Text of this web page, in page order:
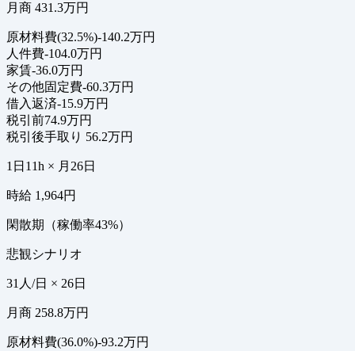
月商 431.3万円
原材料費(32.5%)-140.2万円
人件費-104.0万円
家賃-36.0万円
その他固定費-60.3万円
借入返済-15.9万円
税引前74.9万円
税引後手取り 56.2万円
1日11h × 月26日
時給 1,964円
閑散期（稼働率43%）
悲観シナリオ
31人/日 × 26日
月商 258.8万円
原材料費(36.0%)-93.2万円